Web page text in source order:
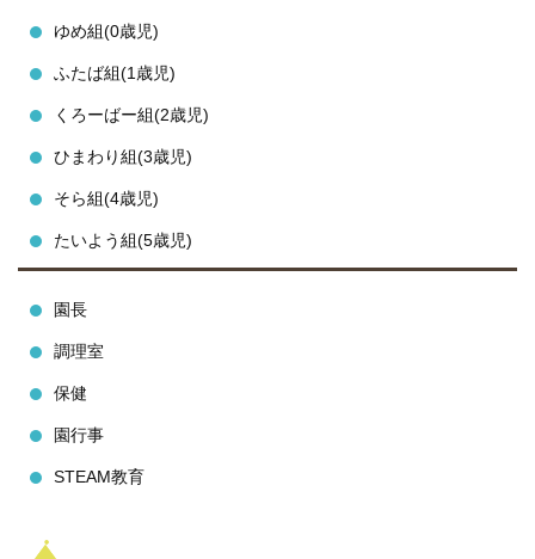
ゆめ組(0歳児)
ふたば組(1歳児)
くろーばー組(2歳児)
ひまわり組(3歳児)
そら組(4歳児)
たいよう組(5歳児)
園長
調理室
保健
園行事
STEAM教育